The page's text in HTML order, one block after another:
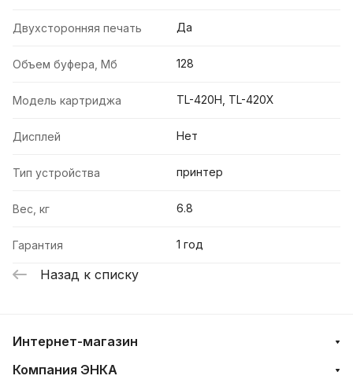
Двухсторонняя печать Да
Объем буфера, Мб 128
Модель картриджа TL-420H, TL-420X
Дисплей Нет
Тип устройства принтер
Вес, кг 6.8
Гарантия 1 год
Назад к списку
Интернет-магазин
Компания ЭНКА